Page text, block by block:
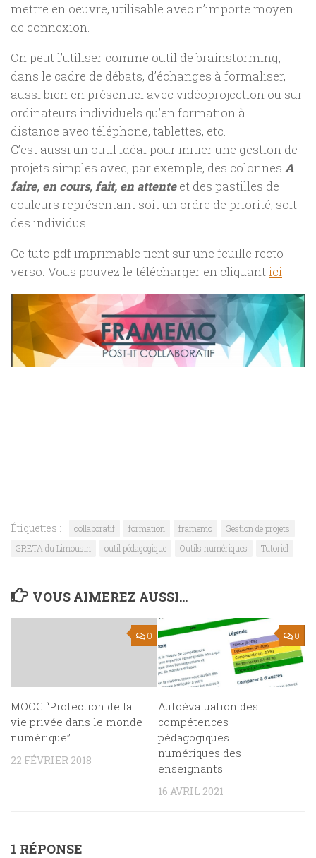
mettre en oeuvre, utilisable avec n’importe moyen
de connexion.
On peut l’utiliser comme outil de brainstorming,
dans le cadre de débats, d’échanges à formaliser,
aussi bien en présentiel avec vidéoprojection ou sur
ordinateurs individuels qu’en formation à
distance avec téléphone, tablettes, etc.
C’est aussi un outil idéal pour initier une gestion de
projets simples avec, par exemple, des colonnes A
faire, en cours, fait, en attenteet des pastilles de
couleurs représentant soit un ordre de priorité, soit
des individus.
Ce tuto pdf imprimable tient sur une feuille recto-
verso. Vous pouvez le télécharger en cliquant ici
Étiquettes : collaboratif formation framemo
Gestion de projets
GRETA du Limousin
outil pédagogique Outils numériques Tutoriel
VOUS AIMEREZ AUSSI...
0
MOOC “Protection de la
vie privée dans le monde
numérique”
22 FÉVRIER 2018
0
Autoévaluation des
compétences
pédagogiques
numériques des
enseignants
16 AVRIL 2021
1 RÉPONSE